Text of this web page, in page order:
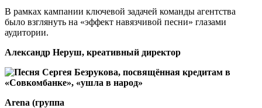
В рамках кампании ключевой задачей команды агентства
было взглянуть на «эффект навязчивой песни» глазами
аудитории.
Александр Неруш, креативный директор
Arena (группа